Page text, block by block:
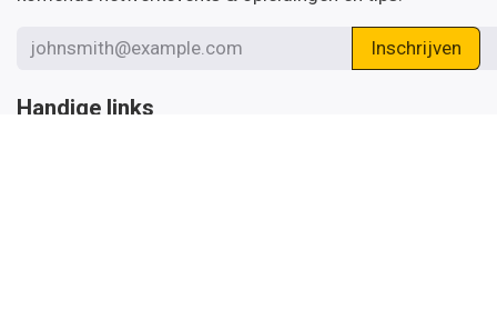
Inschrijven
Handige links